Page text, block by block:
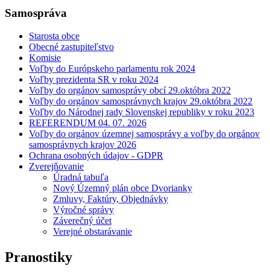
Samospráva
Starosta obce
Obecné zastupiteľstvo
Komisie
Voľby do Európskeho parlamentu rok 2024
Voľby prezidenta SR v roku 2024
Voľby do orgánov samosprávy obcí 29.októbra 2022
Voľby do orgánov samosprávnych krajov 29.októbra 2022
Voľby do Národnej rady Slovenskej republiky v roku 2023
REFERENDUM 04. 07. 2026
Voľby do orgánov územnej samosprávy a voľby do orgánov
samosprávnych krajov 2026
Ochrana osobných údajov - GDPR
Zverejňovanie
Úradná tabuľa
Nový Územný plán obce Dvorianky
Zmluvy, Faktúry, Objednávky
Výročné správy
Záverečný účet
Verejné obstarávanie
Pranostiky